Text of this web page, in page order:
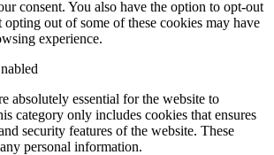
consent. You also have the option to opt-out
out of some of these cookies may have
experience.
absolutely essential for the website to
category only includes cookies that ensures
security features of the website. These
personal information.